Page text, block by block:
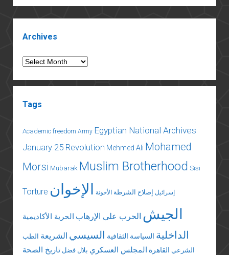
داخل
الأراضي
Archives
Archives
Tags
Academic freedom Army Egyptian National Archives
January 25 Revolution Mehmed Ali Mohamed
Morsi Mubarak Muslim Brotherhood Sisi
Torture إسرائيل إصلاح الشرطة الأخونة الإخوان
الجيش الحرب على الإرهاب الحرية الأكاديمية
الداخلية السياسة الثقافية السيسي الشريعة الطب
الشرعي القاهرة المجلس العسكري بلال فضل تاريخ الصحة